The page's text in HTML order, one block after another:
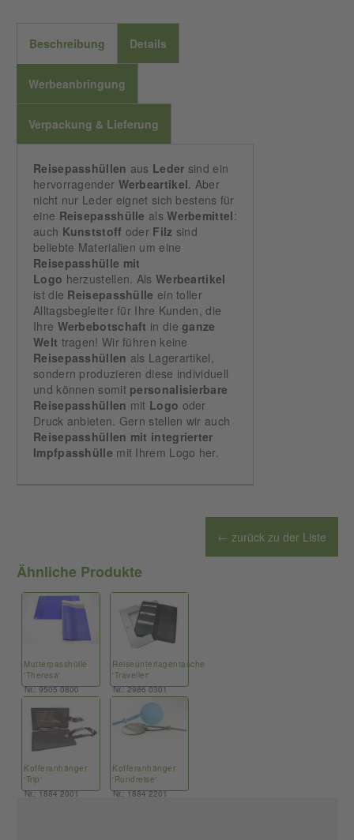
Beschreibung Details
Werbeanbringung
Verpackung & Lieferung
Reisepasshüllen aus Leder sind ein
hervorragender Werbeartikel. Aber
nicht nur Leder eignet sich bestens für
eine Reisepasshülle alsWerbemittel:
auch Kunststoff oder Filz sind
beliebte Materialien um eine
Reisepasshülle mit
Logo herzustellen. Als Werbeartikel
ist die Reisepasshülle ein toller
Alltagsbegleiter für Ihre Kunden, die
Ihre Werbebotschaft in dieganze
Welt tragen! Wir führen keine
Reisepasshüllen als Lagerartikel,
sondern produzieren diese individuell
und können somit personalisierbare
Reisepasshüllen mit Logo oder
Druck anbieten. Gern stellen wir auch
Reisepasshüllen mit integrierter
Impfpasshülle mit Ihrem Logo her.
← zurück zu der Liste
Ähnliche Produkte
Mutterpasshülle
'Theresa'
Nr.: 9505 0800
Reiseunterlagentasche
'Traveller'
Nr.: 2986 0301
Kofferanhänger
'Trip'
Nr.: 1884 2001
Kofferanhänger
'Rundreise'
Nr.: 1884 2201